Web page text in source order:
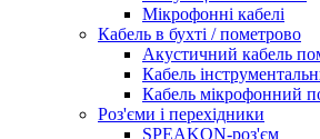
Мікрофонні кабелі
Кабель в бухті / пометрово
Акустичний кабель
Кабель
Кабель мікрофонний
Роз'єми і перехідники
SPEAKON-роз'єм